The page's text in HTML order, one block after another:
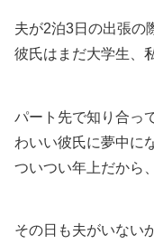
夫が2泊3日の出張の
彼氏はまだ大学生、
パート先で知り合っ
わいい彼氏に夢中に
ついつい年上だから
その日も夫がいない